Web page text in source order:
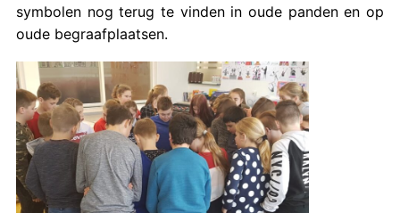
symbolen nog terug te vinden in oude panden en op
oude begraafplaatsen.